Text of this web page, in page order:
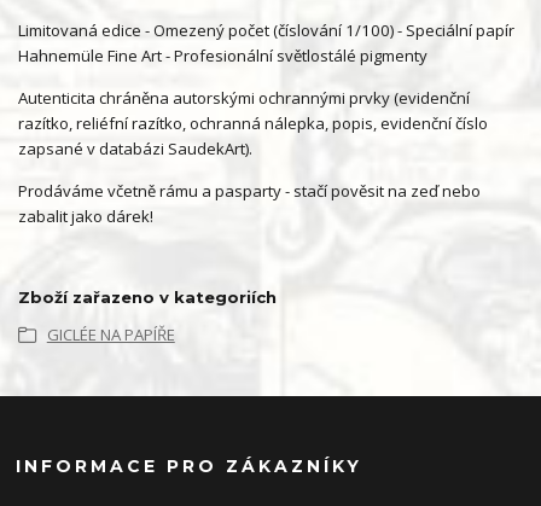
Limitovaná edice - Omezený počet (číslování 1/100) - Speciální papír
Hahnemüle Fine Art - Profesionální světlostálé pigmenty
Autenticita chráněna autorskými ochrannými prvky (evidenční
razítko, reliéfní razítko, ochranná nálepka, popis, evidenční číslo
zapsané v databázi SaudekArt).
Prodáváme včetně rámu a pasparty - stačí pověsit na zeď nebo
zabalit jako dárek!
Zboží zařazeno v kategoriích
GICLÉE NA PAPÍŘE
INFORMACE PRO ZÁKAZNÍKY